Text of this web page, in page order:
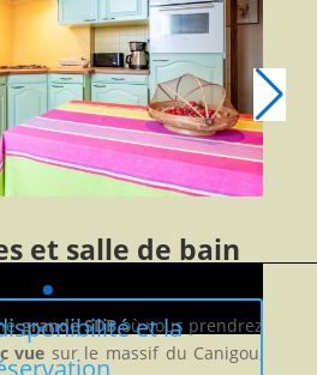
et salle de bain
grande SDB où vous prendrez
vue sur le massif du Canigou,
et la